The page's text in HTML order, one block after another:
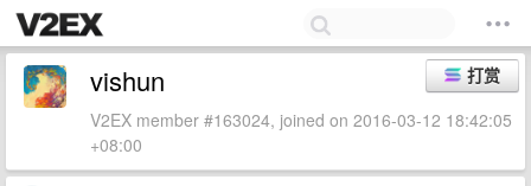
打赏
vishun
V2EX member #163024, joined on 2016-03-12 18:42:05
+08:00